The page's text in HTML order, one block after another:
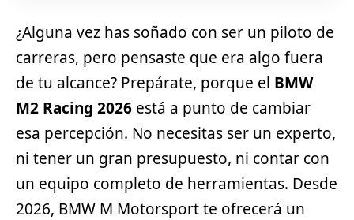
¿Alguna vez has soñado con ser un piloto de
carreras, pero pensaste que era algo fuera
de tu alcance? Prepárate, porque el BMW
M2 Racing 2026 está a punto de cambiar
esa percepción. No necesitas ser un experto,
ni tener un gran presupuesto, ni contar con
un equipo completo de herramientas. Desde
2026, BMW M Motorsport te ofrecerá un